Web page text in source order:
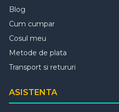
Blog
Cum cumpar
Cosul meu
Metode de plata
Transport si retururi
ASISTENTA